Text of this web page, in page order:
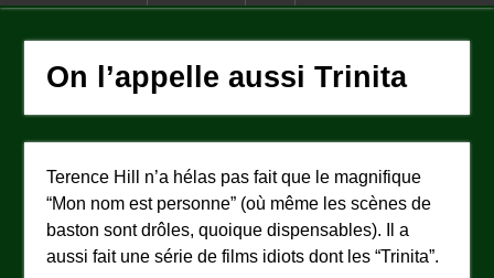
On l’appelle aussi Trinita
Terence Hill n’a hélas pas fait que le magnifique
“Mon nom est personne” (où même les scènes de
baston sont drôles, quoique dispensables). Il a
aussi fait une série de films idiots dont les “Trinita”.